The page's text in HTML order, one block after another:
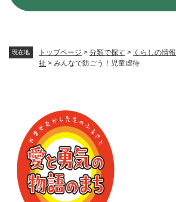
現在地 トップページ > 分類で探す > くらしの情報
祉 > みんなで防ごう！児童虐待